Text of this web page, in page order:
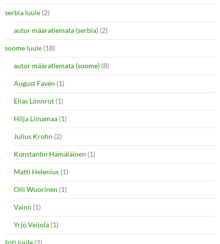
serbia luule (2)
autor määratlemata (serbia) (2)
soome luule (18)
autor määratlemata (soome) (8)
August Favén (1)
Elias Lönnrot (1)
Hilja Liinamaa (1)
Julius Krohn (2)
Konstantin Hämäläinen (1)
Matti Helenius (1)
Olli Wuorinen (1)
Vainö (1)
Yrjö Veijola (1)
šoti luule (2)